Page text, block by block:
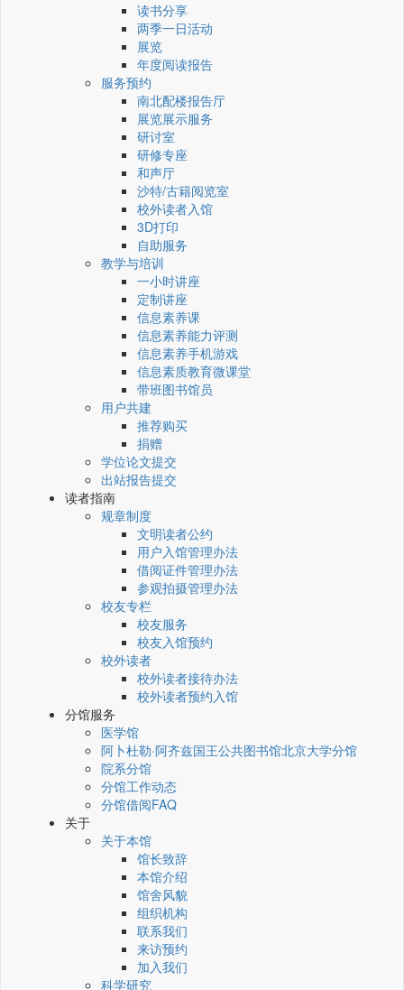
读书分享
两季一日活动
展览
年度阅读报告
服务预约
南北配楼报告厅
展览展示服务
研讨室
研修专座
和声厅
沙特/古籍阅览室
校外读者入馆
3D打印
自助服务
教学与培训
一小时讲座
定制讲座
信息素养课
信息素养能力评测
信息素养手机游戏
信息素质教育微课堂
带班图书馆员
用户共建
推荐购买
捐赠
学位论文提交
出站报告提交
读者指南
规章制度
文明读者公约
用户入馆管理办法
借阅证件管理办法
参观拍摄管理办法
校友专栏
校友服务
校友入馆预约
校外读者
校外读者接待办法
校外读者预约入馆
分馆服务
医学馆
阿卜杜勒·阿齐兹国王公共图书馆北京大学分馆
院系分馆
分馆工作动态
分馆借阅FAQ
关于
关于本馆
馆长致辞
本馆介绍
馆舍风貌
组织机构
联系我们
来访预约
加入我们
科学研究